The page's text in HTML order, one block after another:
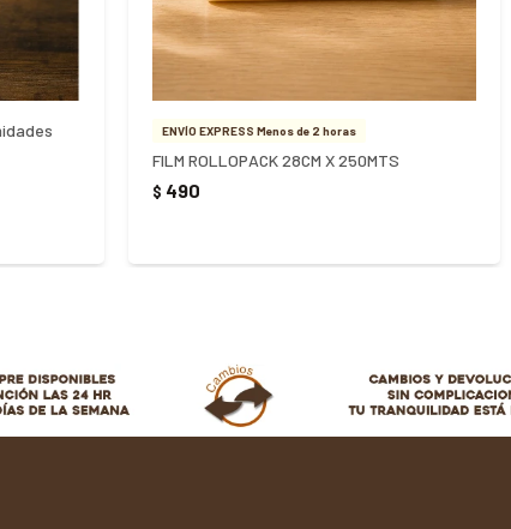
ENVÍO EXPRESS Menos de 2 horas
FILM ROLLOPACK 28CM X 250MTS
$ 490